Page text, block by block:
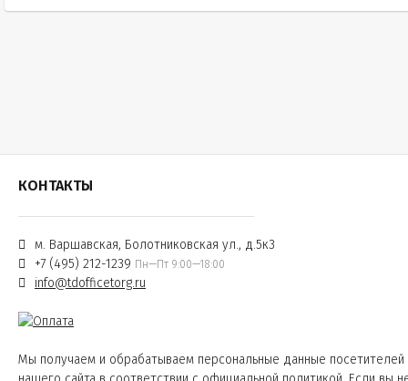
КОНТАКТЫ
м. Варшавская, Болотниковская ул., д.5к3
+7 (495) 212-1239 Пн—Пт 9:00—18:00
info@tdofficetorg.ru
Мы получаем и обрабатываем персональные данные посетителей